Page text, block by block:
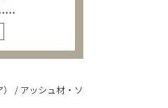
/ アッシュ材・ソープ仕上げ / Cane